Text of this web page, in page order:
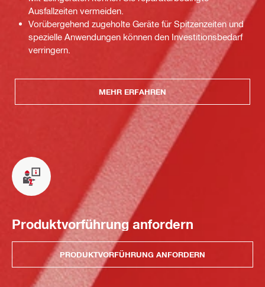
Ausfallzeiten vermeiden.
Vorübergehend zugeholte Geräte für Spitzenzeiten und
spezielle Anwendungen können den Investitionsbedarf
verringern.
MEHR ERFAHREN
Produktvorführung anfordern
PRODUKTVORFÜHRUNG ANFORDERN